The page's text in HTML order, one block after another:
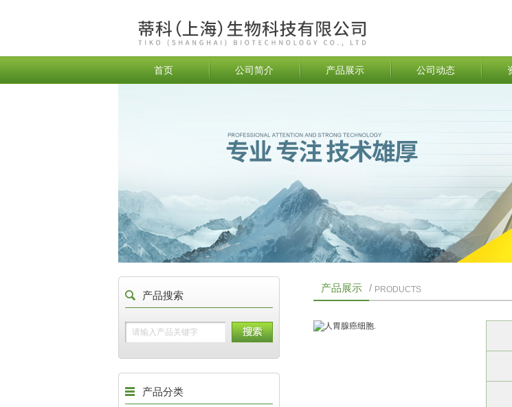
首页 公司简介 产品展示 公司动态
产品搜索
产品分类
产品展示 / PRODUCTS